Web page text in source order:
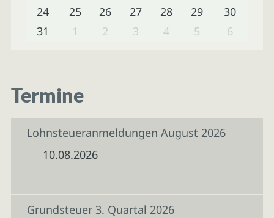
24
25 26 27 28 29
30
31
1 2 3 4 5 6
Termine
Lohnsteueranmeldungen August 2026
10.08.2026
Grundsteuer 3. Quartal 2026